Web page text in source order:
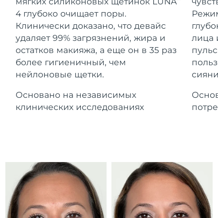
4 глубоко очищает поры.
Клинически доказано, что девайс
удаляет 99% загрязнений, жира и
остатков макияжа, а еще он в 35 раз
более гигиеничный, чем
нейлоновые щетки.
Основано на независимых
клинических исследованиях
лица
For healthy hair
Косметика Для мужчин
Купить
Гибралтар
Ожидаемая дата доставки
8/12/26
Греция
Ожидаемая дата доставки
Гонконг (САР)
Ожидаемая дата доставки
8/9/26
Венгрия
Ожидаемая дата доставки
Ирландия
Ожидаемая дата доставки
8/8/26
о-в Мэн
Ожидаемая дата доставки